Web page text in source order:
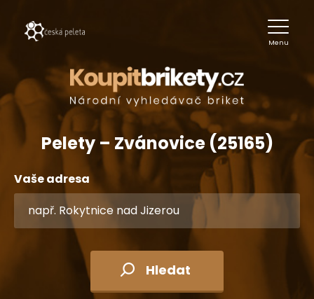
Menu
Pelety – Zvánovice (25165)
Vaše adresa
Hledat